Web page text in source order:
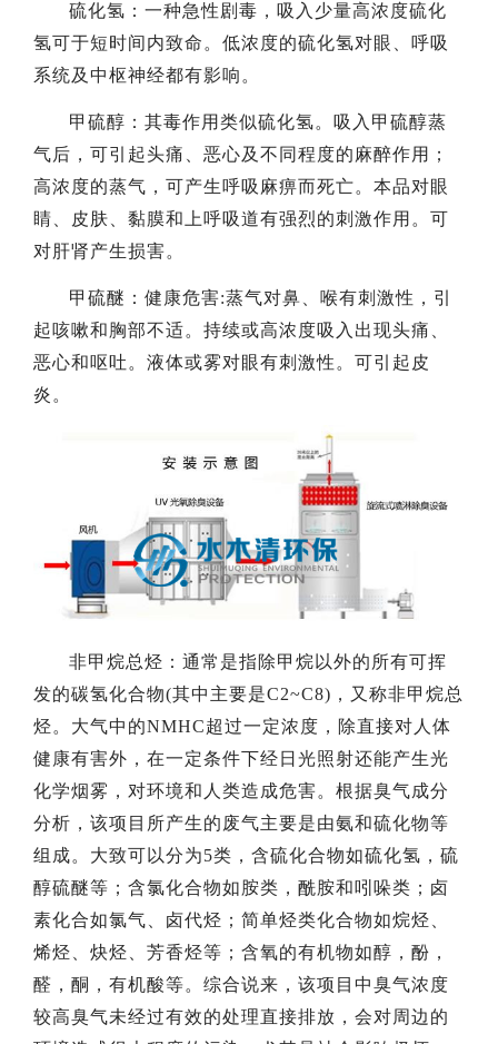
硫化氢：一种急性剧毒，吸入少量高浓度硫化
氢可于短时间内致命。低浓度的硫化氢对眼、呼吸
系统及中枢神经都有影响。
甲硫醇：其毒作用类似硫化氢。吸入甲硫醇蒸
气后，可引起头痛、恶心及不同程度的麻醉作用；
高浓度的蒸气，可产生呼吸麻痹而死亡。本品对眼
睛、皮肤、黏膜和上呼吸道有强烈的刺激作用。可
对肝肾产生损害。
甲硫醚：健康危害:蒸气对鼻、喉有刺激性，引
起咳嗽和胸部不适。持续或高浓度吸入出现头痛、
恶心和呕吐。液体或雾对眼有刺激性。可引起皮
炎。
非甲烷总烃：通常是指除甲烷以外的所有可挥
发的碳氢化合物(其中主要是C2~C8)，又称非甲烷总
烃。大气中的NMHC超过一定浓度，除直接对人体
健康有害外，在一定条件下经日光照射还能产生光
化学烟雾，对环境和人类造成危害。根据臭气成分
分析，该项目所产生的废气主要是由氨和硫化物等
组成。大致可以分为5类，含硫化合物如硫化氢，硫
醇硫醚等；含氯化合物如胺类，酰胺和吲哚类；卤
素化合如氯气、卤代烃；简单烃类化合物如烷烃、
烯烃、炔烃、芳香烃等；含氧的有机物如醇，酚，
醛，酮，有机酸等。综合说来，该项目中臭气浓度
较高臭气未经过有效的处理直接排放，会对周边的